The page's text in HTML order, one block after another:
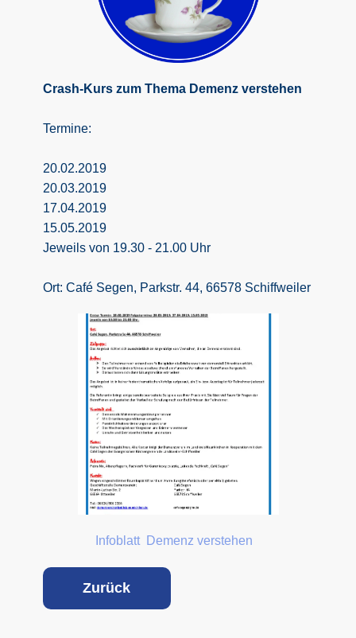
Crash-Kurs zum Thema Demenz verstehen
Termine:
20.02.2019
20.03.2019
17.04.2019
15.05.2019
Jeweils von 19.30 - 21.00 Uhr
Ort: Café Segen, Parkstr. 44, 66578 Schiffweiler
Infoblatt Demenz verstehen
Zurück